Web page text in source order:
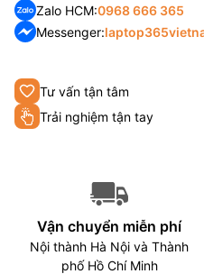
Tư vấn tận tâm
Trải nghiệm tận tay
Vận chuyển miễn phí
Nội thành Hà Nội và Thành
phố Hồ Chí Minh
Zalo HCM:0968 666 365
Messenger: